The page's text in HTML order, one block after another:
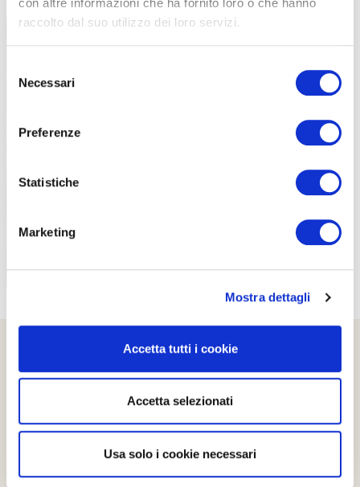
con altre informazioni che ha fornito loro o che hanno
raccolto dal suo utilizzo dei loro servizi.
delNecessari
Preferenze
Statistiche
Marketing
Mostra dettagli
Accetta tutti i cookie
Accetta selezionati
Usa solo i cookie necessari